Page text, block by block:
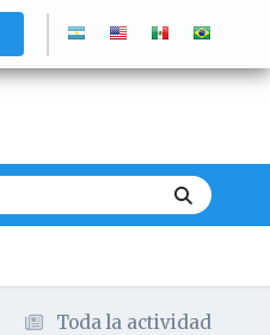
Toda la actividad